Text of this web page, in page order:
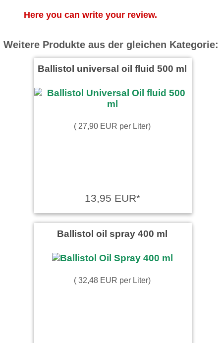
Here you can write your review.
Weitere Produkte aus der gleichen Kategorie:
Ballistol universal oil fluid 500 ml
( 27,90 EUR per Liter)
13,95 EUR*
Ballistol oil spray 400 ml
( 32,48 EUR per Liter)